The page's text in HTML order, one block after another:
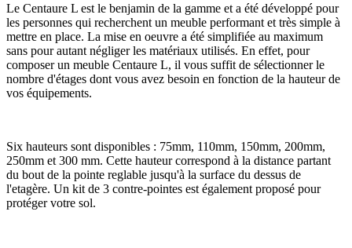
Le Centaure L est le benjamin de la gamme et a été développé pour
les personnes qui recherchent un meuble performant et très simple à
mettre en place. La mise en oeuvre a été simplifiée au maximum
sans pour autant négliger les matériaux utilisés. En effet, pour
composer un meuble Centaure L, il vous suffit de sélectionner le
nombre d'étages dont vous avez besoin en fonction de la hauteur de
vos équipements.
Six hauteurs sont disponibles : 75mm, 110mm, 150mm, 200mm,
250mm et 300 mm. Cette hauteur correspond à la distance partant
du bout de la pointe reglable jusqu'à la surface du dessus de
l'etagère. Un kit de 3 contre-pointes est également proposé pour
protéger votre sol.